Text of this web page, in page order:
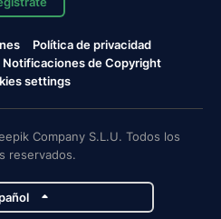
Política de privacidad
Notificaciones de Copyright
settings
Company S.L.U. Todos los
reservados.